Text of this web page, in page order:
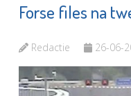
Forse files na
Redactie 26-06-